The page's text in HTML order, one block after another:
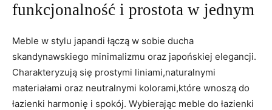
funkcjonalność i prostota w jednym
Meble w stylu japandi łączą w sobie ducha
skandynawskiego minimalizmu oraz japońskiej elegancji.
Charakteryzują się prostymi liniami,naturalnymi
materiałami oraz neutralnymi kolorami,które wnoszą do
łazienki harmonię i spokój. Wybierając meble do łazienki